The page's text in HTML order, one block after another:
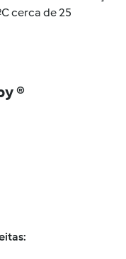
cerca de 25
®